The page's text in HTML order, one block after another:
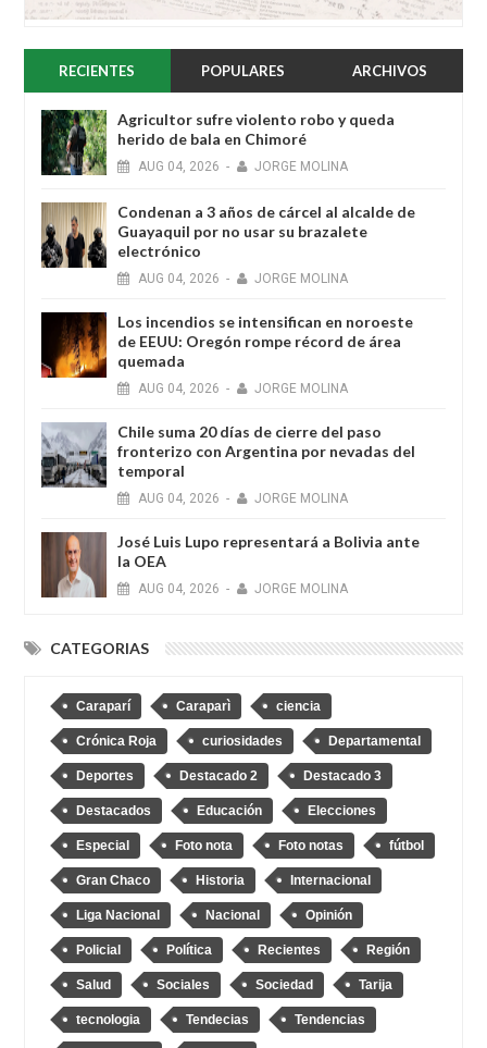
RECIENTES POPULARES ARCHIVOS
Agricultor sufre violento robo y queda
herido de bala en Chimoré
AUG 04, 2026 - JORGE MOLINA
Condenan a 3 años de cárcel al alcalde de
Guayaquil por no usar su brazalete
electrónico
AUG 04, 2026 - JORGE MOLINA
Los incendios se intensifican en noroeste
de EEUU: Oregón rompe récord de área
quemada
AUG 04, 2026 - JORGE MOLINA
Chile suma 20 días de cierre del paso
fronterizo con Argentina por nevadas del
temporal
AUG 04, 2026 - JORGE MOLINA
José Luis Lupo representará a Bolivia ante
la OEA
AUG 04, 2026 - JORGE MOLINA
CATEGORIAS
Caraparí Caraparì ciencia
Crónica Roja curiosidades Departamental
Deportes Destacado 2 Destacado 3
Destacados Educación Elecciones
Especial Foto nota Foto notas fútbol
Gran Chaco Historia Internacional
Liga Nacional Nacional Opinión
Policial Política Recientes Región
Salud Sociales Sociedad Tarija
tecnologia Tendecias Tendencias